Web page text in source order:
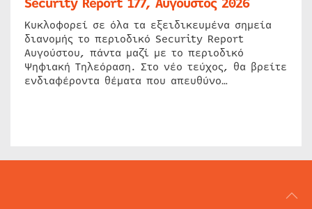
Κυκλοφορεί σε όλα τα εξειδικευμένα σημεία
διανομής το περιοδικό Security Report
Αυγούστου, πάντα μαζί με το περιοδικό
Ψηφιακή Τηλεόραση. Στο νέο τεύχος, θα βρείτε
ενδιαφέροντα θέματα που απευθύνο…